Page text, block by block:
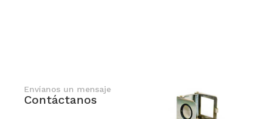
Envíanos un mensaje
Contáctanos